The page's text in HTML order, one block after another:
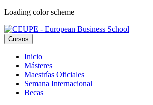
Loading color scheme
Cursos
Inicio
Másteres
Maestrías Oficiales
Semana Internacional
Becas